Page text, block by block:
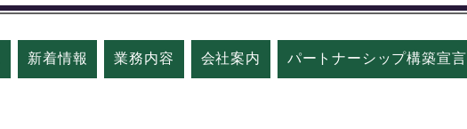
新着情報 業務内容 会社案内 パートナーシップ構築宣言